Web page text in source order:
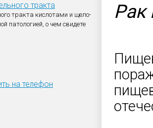
тракта
тракта кислотами и щело-
патологией, о чем свидете
на телефон
Рак